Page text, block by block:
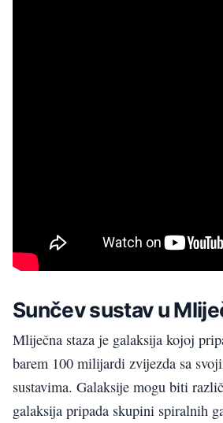
Sunčevsustav u
Mliječna staza je galaksija kojoj
barem 100 milijardi zvijezda sa
sustavima. Galaksije mogu biti
galaksija pripada skupini spiralnih